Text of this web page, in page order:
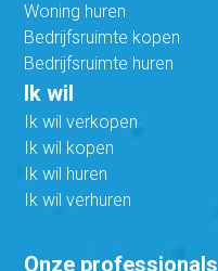
Woning huren
Bedrijfsruimte kopen
Bedrijfsruimte huren
Ik wil
Ik wil verkopen
Ik wil kopen
Ik wil huren
Ik wil verhuren
Onze professionals